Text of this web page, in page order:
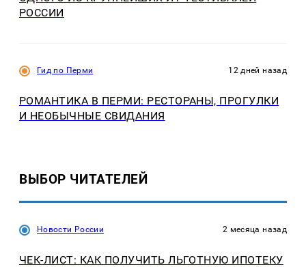
РОССИИ
Гид по Перми 12 дней назад
РОМАНТИКА В ПЕРМИ: РЕСТОРАНЫ, ПРОГУЛКИ
И НЕОБЫЧНЫЕ СВИДАНИЯ
ВЫБОР ЧИТАТЕЛЕЙ
Новости России 2 месяца назад
ЧЕК-ЛИСТ: КАК ПОЛУЧИТЬ ЛЬГОТНУЮ ИПОТЕКУ